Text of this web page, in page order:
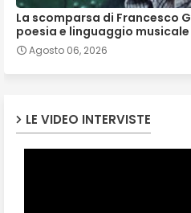
La scomparsa di Francesco
poesia e linguaggio musicale
Agosto 06, 2026
LE VIDEO INTERVISTE